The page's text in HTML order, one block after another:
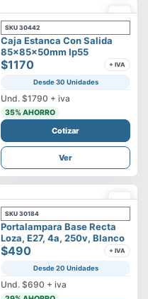
SKU 30442
Caja Estanca Con Salida
85x85x50mm Ip55
$1170 + IVA
Desde 30 Unidades
Und. $1790 + iva
35% AHORRO
Cotizar
Ver
SKU 30184
Portalampara Base Recta
Loza, E27, 4a, 250v, Blanco
$490 + IVA
Desde 20 Unidades
Und. $690 + iva